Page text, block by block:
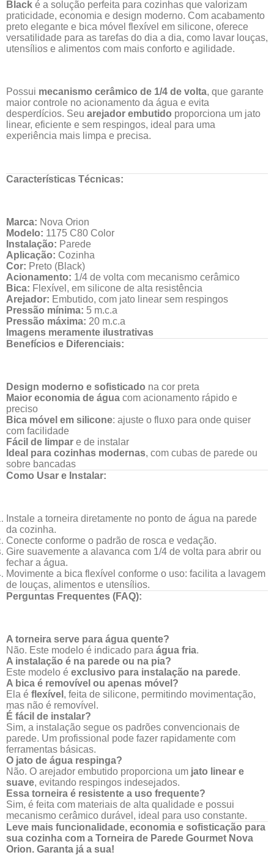
Black é a solução perfeita para cozinhas que valorizam
praticidade, economia e design moderno. Com acabamento
preto elegante e bica móvel flexível em silicone, oferece
versatilidade para as tarefas do dia a dia, como lavar louças,
utensílios e alimentos com mais conforto e agilidade.
Possui mecanismo cerâmico de 1/4 de volta, que garante
maior controle no acionamento da água e evita
desperdícios. Seu arejador embutido proporciona um jato
linear, eficiente e sem respingos, ideal para uma
experiência mais limpa e precisa.
Características Técnicas:
Marca: Nova Orion
Modelo: 1175 C80 Color
Instalação: Parede
Aplicação: Cozinha
Cor: Preto (Black)
Acionamento: 1/4 de volta com mecanismo cerâmico
Bica: Flexível, em silicone de alta resistência
Arejador: Embutido, com jato linear sem respingos
Pressão mínima: 5 m.c.a
Pressão máxima: 20 m.c.a
Imagens meramente ilustrativas
Benefícios e Diferenciais:
Design moderno e sofisticado na cor preta
Maior economia de água com acionamento rápido e
preciso
Bica móvel em silicone: ajuste o fluxo para onde quiser
com facilidade
Fácil de limpar e de instalar
Ideal para cozinhas modernas, com cubas de parede ou
sobre bancadas
Como Usar e Instalar:
Instale a torneira diretamente no ponto de água na parede
da cozinha.
Conecte conforme o padrão de rosca e vedação.
Gire suavemente a alavanca com 1/4 de volta para abrir ou
fechar a água.
Movimente a bica flexível conforme o uso: facilita a lavagem
de louças, alimentos e utensílios.
Perguntas Frequentes (FAQ):
A torneira serve para água quente?
Não. Este modelo é indicado para água fria.
A instalação é na parede ou na pia?
Este modelo é exclusivo para instalação na parede.
A bica é removível ou apenas móvel?
Ela é flexível , feita de silicone, permitindo movimentação,
mas não é removível.
É fácil de instalar?
Sim, a instalação segue os padrões convencionais de
parede. Um profissional pode fazer rapidamente com
ferramentas básicas.
O jato de água respinga?
Não. O arejador embutido proporciona um jato linear e
suave, evitando respingos indesejados.
Essa torneira é resistente a uso frequente?
Sim, é feita com materiais de alta qualidade e possui
mecanismo cerâmico durável, ideal para uso constante.
Leve mais funcionalidade, economia e sofisticação para
sua cozinha com a Torneira de Parede Gourmet Nova
Orion. Garanta já a sua!